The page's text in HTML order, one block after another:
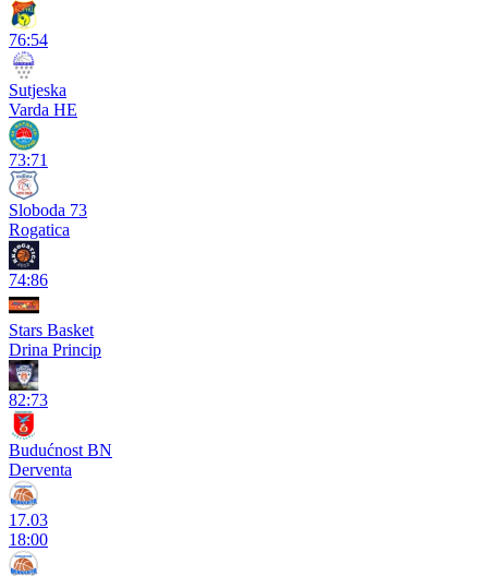
76:54
Sutjeska
Varda HE
73:71
Sloboda 73
Rogatica
74:86
Stars Basket
Drina Princip
82:73
Budućnost BN
Derventa
17.03
18:00